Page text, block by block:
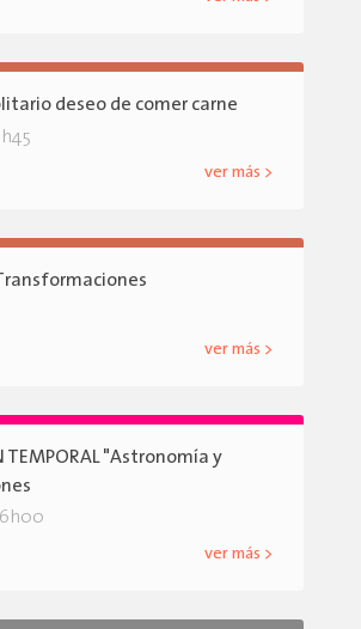
deseo de comer carne
ver más >
ver más >
TEMPORAL "Astronomía y
ver más >